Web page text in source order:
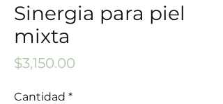
Sinergia para piel
mixta
$3,150.00
Cantidad *